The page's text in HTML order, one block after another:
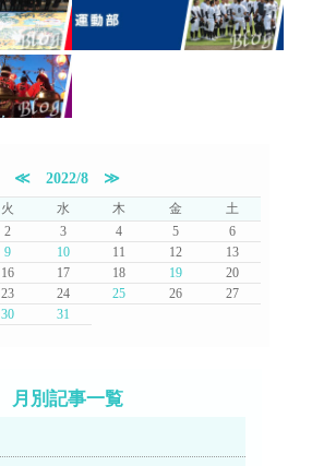
≪2022/8 ≫
火 水 木 金
土
2 3 4 5
6
9 10 11 12
13
16 17 18 19
20
23 24 25 26
27
30 31
月別記事一覧